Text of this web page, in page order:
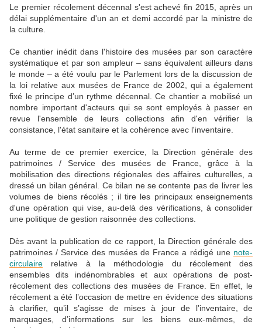
Le premier récolement décennal s'est achevé fin 2015, après un
délai supplémentaire d'un an et demi accordé par la ministre de
la culture.
Ce chantier inédit dans l'histoire des musées par son caractère
systématique et par son ampleur – sans équivalent ailleurs dans
le monde – a été voulu par le Parlement lors de la discussion de
la loi relative aux musées de France de 2002, qui a également
fixé le principe d’un rythme décennal. Ce chantier a mobilisé un
nombre important d'acteurs qui se sont employés à passer en
revue l'ensemble de leurs collections afin d'en vérifier la
consistance, l'état sanitaire et la cohérence avec l'inventaire.
Au terme de ce premier exercice, la Direction générale des
patrimoines / Service des musées de France, grâce à la
mobilisation des directions régionales des affaires culturelles, a
dressé un bilan général. Ce bilan ne se contente pas de livrer les
volumes de biens récolés ; il tire les principaux enseignements
d'une opération qui vise, au-delà des vérifications, à consolider
une politique de gestion raisonnée des collections.
Dès avant la publication de ce rapport, la Direction générale des
patrimoines / Service des musées de France a rédigé une note-
circulaire relative à la méthodologie du récolement des
ensembles dits indénombrables et aux opérations de post-
récolement des collections des musées de France. En effet, le
récolement a été l’occasion de mettre en évidence des situations
à clarifier, qu’il s’agisse de mises à jour de l’inventaire, de
marquages, d’informations sur les biens eux-mêmes, de